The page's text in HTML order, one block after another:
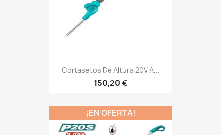
Cortasetos De Altura 20V A...
150,20 €
¡EN OFERTA!